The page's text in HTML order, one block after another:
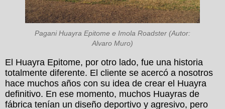
Pagani Huayra Epitome e Imola Roadster (Autor:
Alvaro Muro)
El Huayra Epitome, por otro lado, fue una historia
totalmente diferente. El cliente se acercó a nosotros
hace muchos años con su idea de crear el Huayra
definitivo. En ese momento, muchos Huayras de
fábrica tenían un diseño deportivo y agresivo, pero